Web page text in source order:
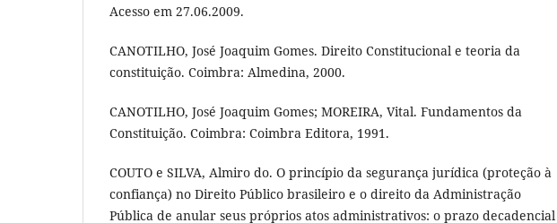
Acesso em 27.06.2009.
CANOTILHO, José Joaquim Gomes. Direito Constitucional e teoria da
constituição. Coimbra: Almedina, 2000.
CANOTILHO, José Joaquim Gomes; MOREIRA, Vital. Fundamentos da
Constituição. Coimbra: Coimbra Editora, 1991.
COUTO e SILVA, Almiro do. O princípio da segurança jurídica (proteção à
confiança) no Direito Público brasileiro e o direito da Administração
Pública de anular seus próprios atos administrativos: o prazo decadencial